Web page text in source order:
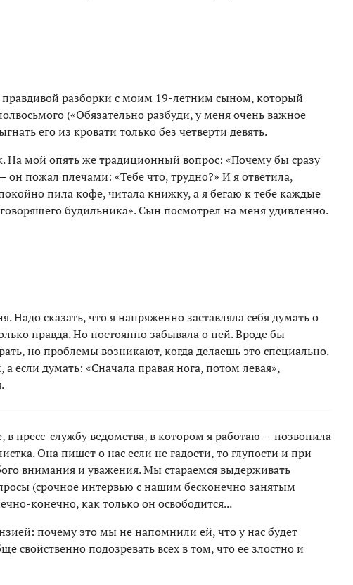
разборки с моим 19-летним сыном, который
(«Обязательно разбуди, у меня очень важное
его из кровати только без четверти девять.
На мой опять же традиционный вопрос: «Почему бы сразу
он пожал плечами: «Тебе что, трудно?» И я ответила,
пила кофе, читала книжку, а я бегаю к тебе каждые
будильника». Сын посмотрел на меня удивленно.
Надо сказать, что я напряженно заставляла себя думать о
правда. Но постоянно забывала о ней. Вроде бы
но проблемы возникают, когда делаешь это специально.
если думать: «Сначала правая нога, потом левая»,
пресс-службу ведомства, в котором я работаю — позвонила
Она пишет о нас если не гадости, то глупости и при
внимания и уважения. Мы стараемся выдерживать
(срочное интервью с нашим бесконечно занятым
конечно, как только он освободится...
почему это мы не напомнили ей, что у нас будет
свойственно подозревать всех в том, что ее злостно и